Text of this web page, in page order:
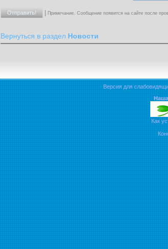
| Примечание. Сообщение появится на сайте после
Вернуться в раздел Новости
Версия для
Как